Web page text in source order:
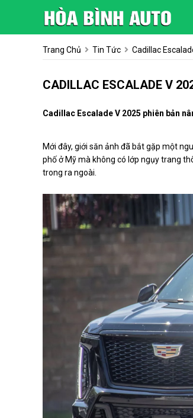
Trang Chủ Tin Tức Cadillac
CADILLAC ESCALADE V
Cadillac Escalade V 2025 phiên bản
Mới đây, giới săn ảnh đã bắt gặp một
phố ở Mỹ mà không có lớp ngụy trang
trong ra ngoài.